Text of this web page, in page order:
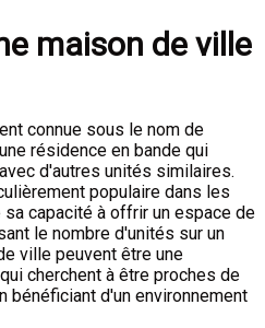
maison de ville
connue sous le nom de
résidence en bande qui
d'autres unités similaires.
populaire dans les
capacité à offrir un espace de
le nombre d'unités sur un
ville peuvent être une
cherchent à être proches de
bénéficiant d'un environnement